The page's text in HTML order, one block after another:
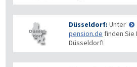
Düsseldorf: Unter
pension.de finden Sie
Düsseldorf!